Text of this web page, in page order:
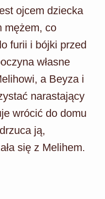
ojcem dziecka
mężem, co
furii i bójki przed
własne
a Beyza i
narastający
wrócić do domu
ją,
się z Melihem.